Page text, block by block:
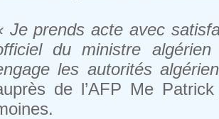
Je prends acte avec
du ministre
les autorités
de l’AFP Me